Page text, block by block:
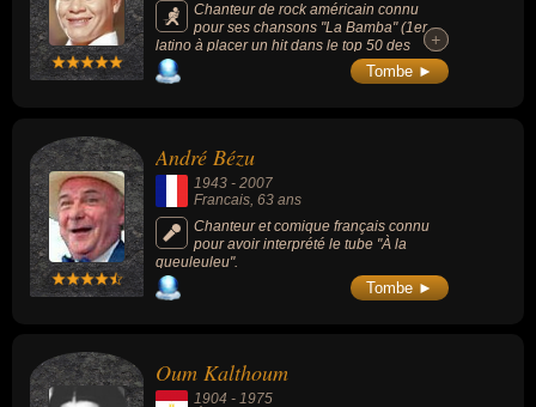
Chanteur de rock américain connu
pour ses chansons "La Bamba" (1er
latino à placer un hit dans le top 50 des
ventes de disques aux États-Unis), « Come
On Let's Go » (1958) et « Donna » (1958).
+
+
Tombe ►
André Bézu
1943 - 2007
Francais , 63 ans
Chanteur et comique français connu
pour avoir interprété le tube "À la
queuleuleu".
Tombe ►
Oum Kalthoum
1904 - 1975